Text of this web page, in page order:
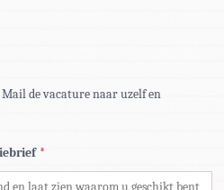
Mail de vacature naar uzelf en
*